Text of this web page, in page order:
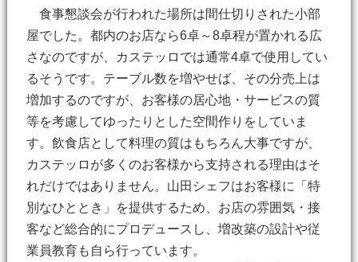
食事懇談会が行われた場所は間仕切りされた小部
屋でした。都内のお店なら6卓～8卓程が置かれる広
さなのですが、カステッロでは通常4卓で使用してい
るそうです。テーブル数を増やせば、その分売上は
増加するのですが、お客様の居心地・サービスの質
等を考慮してゆったりとした空間作りをしていま
す。飲食店として料理の質はもちろん大事ですが、
カステッロが多くのお客様から支持される理由はそ
れだけではありません。山田シェフはお客様に「特
別なひととき」を提供するため、お店の雰囲気・接
客など総合的にプロデュースし、増改築の設計や従
業員教育も自ら行っています。